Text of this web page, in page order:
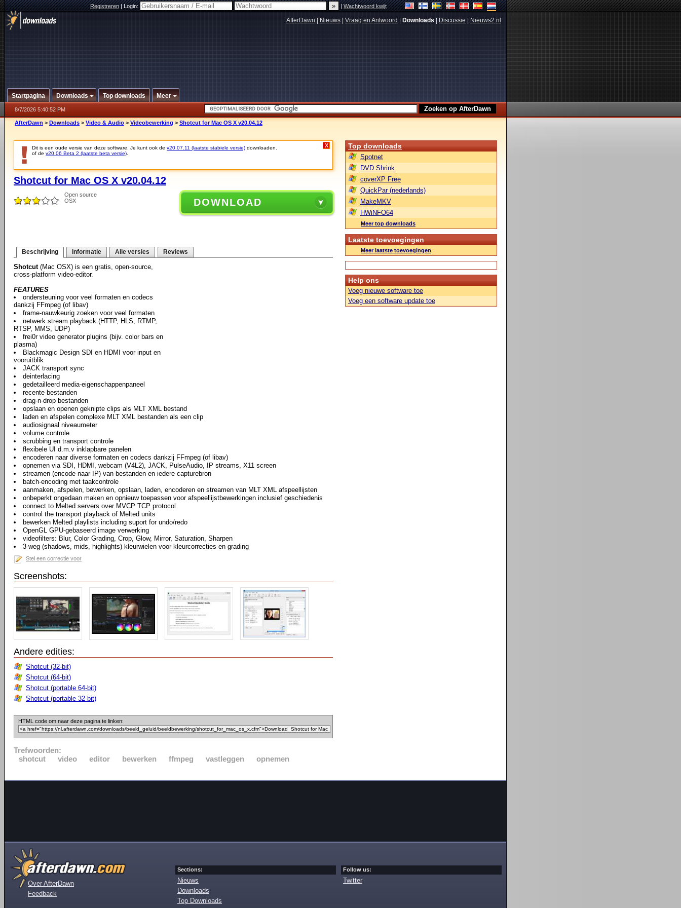
Registreren|Login: |Wachtwoord kwijt
AfterDawn Nieuws Vraag en Antwoord Downloads Discussie Nieuws2.nl
Startpagina Downloads Top downloads Meer
8/7/2026 5:40:52 PM
AfterDawn > Downloads > Video & Audio > Videobewerking > Shotcut for Mac OS X v20.04.12
Dit is een oude versie van deze software. Je kunt ook de v20.07.11 (laatste stabiele versie) downloaden.
of de v20.06 Beta 2 (laatste beta versie)
X
Shotcut for Mac OS X v20.04.12
Open source
OSX
DOWNLOAD
Beschrijving Informatie Alle versies Reviews
Shotcut(Mac OSX) is een gratis, open-source,
cross-platform video-editor.
FEATURES
ondersteuning voor veel formaten en codecs
dankzij FFmpeg (of libav)
frame-nauwkeurig zoeken voor veel formaten
netwerk stream playback (HTTP, HLS, RTMP,
RTSP, MMS, UDP)
frei0r video generator plugins (bijv. color bars en
plasma)
Blackmagic Design SDI en HDMI voor input en
vooruitblik
JACK transport sync
deinterlacing
gedetailleerd media-eigenschappenpaneel
recente bestanden
drag-n-drop bestanden
opslaan en openen geknipte clips als MLT XML bestand
laden en afspelen complexe MLT XML bestanden als een clip
audiosignaal niveaumeter
volume controle
scrubbing en transport controle
flexibele UI d.m.v inklapbare panelen
encoderen naar diverse formaten en codecs dankzij FFmpeg (of libav)
opnemen via SDI, HDMI, webcam (V4L2), JACK, PulseAudio, IP streams, X11 screen
streamen (encode naar IP) van bestanden en iedere capturebron
batch-encoding met taakcontrole
aanmaken, afspelen, bewerken, opslaan, laden, encoderen en streamen van MLT XML afspeellijsten
onbeperkt ongedaan maken en opnieuw toepassen voor afspeellijstbewerkingen inclusief geschiedenis
connect to Melted servers over MVCP TCP protocol
control the transport playback of Melted units
bewerken Melted playlists including suport for undo/redo
OpenGL GPU-gebaseerd image verwerking
videofilters: Blur, Color Grading, Crop, Glow, Mirror, Saturation, Sharpen
3-weg (shadows, mids, highlights) kleurwielen voor kleurcorrecties en grading
Stel een correctie voor
Screenshots:
Andere edities:
Shotcut (32-bit)
Shotcut (64-bit)
Shotcut (portable 64-bit)
Shotcut (portable 32-bit)
HTML code om naar deze pagina te linken:
Trefwoorden:
shotcut
video editor bewerken ffmpeg vastleggen opnemen
Top downloads
Spotnet
DVD Shrink
coverXP Free
QuickPar (nederlands)
MakeMKV
HWiNFO64
Meer top downloads
Laatste toevoegingen
Meer laatste toevoegingen
Help ons
Voeg nieuwe software toe
Voeg een software update toe
Over AfterDawn
Feedback
Sections:
Nieuws
Downloads
Top Downloads
Follow us:
Twitter